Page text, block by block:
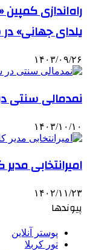
راه‌اندازی
یلدای جهانی»
۱۴۰۳/۰۹/۲۶
نمدمالی سنتی در سال ۲۰۲۶
۱۴۰۳/۱۰/۱۰
امیرانتخابی
۱۴۰۲/۱۱/۲۳
پیوندها
پوستر آنلاین
تور کربلا